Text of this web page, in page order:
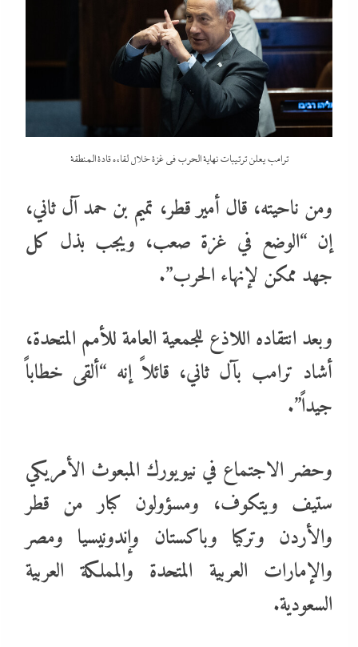
ترامب يعلن ترتيبات نهاية الحرب في غزة خلال لقاءه قادة المنطقة
ومن ناحيته، قال أمير قطر، تميم بن حمد آل ثاني،
إن “الوضع في غزة صعب، ويجب بذل كل
جهد ممكن لإنهاء الحرب”.
وبعد انتقاده اللاذع للجمعية العامة للأمم المتحدة،
أشاد ترامب بآل ثاني، قائلاً إنه “ألقى خطاباً
جيداً”.
وحضر الاجتماع في نيويورك المبعوث الأمريكي
ستيف ويتكوف، ومسؤولون كبار من قطر
والأردن وتركيا وباكستان وإندونيسيا ومصر
والإمارات العربية المتحدة والمملكة العربية
السعودية.